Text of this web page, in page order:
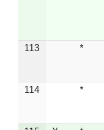
113 *
114 *